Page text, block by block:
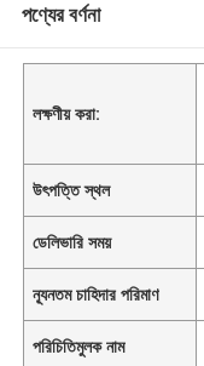
পণ্যের বর্ণনা
লক্ষণীয় করা:
উৎপত্তি স্থল
ডেলিভারি সময়
ন্যূনতম চাহিদার পরিমাণ
পরিচিতিমুলক নাম